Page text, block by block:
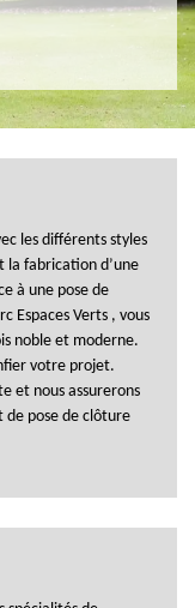
les différents styles
fabrication d’une
à une pose de
Espaces Verts , vous
noble et moderne.
votre projet.
et nous assurerons
pose de clôture